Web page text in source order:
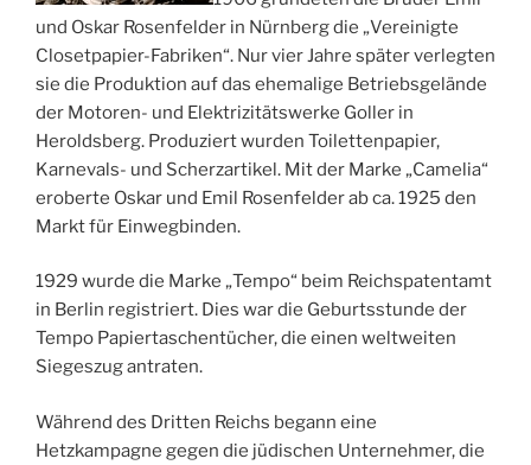
und Oskar Rosenfelder in Nürnberg die „Vereinigte
Closetpapier-Fabriken“. Nur vier Jahre später verlegten
sie die Produktion auf das ehemalige Betriebsgelände
der Motoren- und Elektrizitätswerke Goller in
Heroldsberg. Produziert wurden Toilettenpapier,
Karnevals- und Scherzartikel. Mit der Marke „Camelia“
eroberte Oskar und Emil Rosenfelder ab ca. 1925 den
Markt für Einwegbinden.
1929 wurde die Marke „Tempo“ beim Reichspatentamt
in Berlin registriert. Dies war die Geburtsstunde der
Tempo Papiertaschentücher, die einen weltweiten
Siegeszug antraten.
Während des Dritten Reichs begann eine
Hetzkampagne gegen die jüdischen Unternehmer, die